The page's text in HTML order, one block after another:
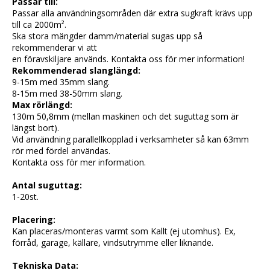
Passar alla användningsområden där extra sugkraft krävs upp
till ca 2000m².
Ska stora mängder damm/material sugas upp så
rekommenderar vi att
en föravskiljare används. Kontakta oss för mer information!
Rekommenderad slanglängd:
9-15m med 35mm slang.
8-15m med 38-50mm slang.
Max rörlängd:
130m 50,8mm (mellan maskinen och det suguttag som är
längst bort).
Vid användning parallellkopplad i verksamheter så kan 63mm
rör med fördel användas.
Kontakta oss för mer information.
Antal suguttag:
1-20st.
Placering:
Kan placeras/monteras varmt som Kallt (ej utomhus). Ex,
förråd, garage, källare, vindsutrymme eller liknande.
Tekniska Data: